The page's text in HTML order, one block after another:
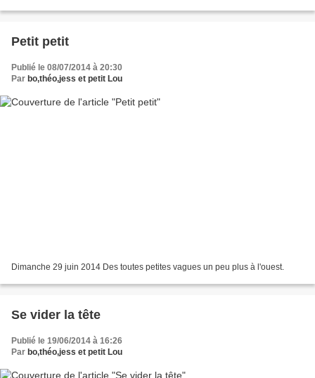
Petit petit
Publié le 08/07/2014 à 20:30
Par bo,théo,jess et petit Lou
Dimanche 29 juin 2014 Des toutes petites vagues un peu plus à l'ouest.
Se vider la tête
Publié le 19/06/2014 à 16:26
Par bo,théo,jess et petit Lou